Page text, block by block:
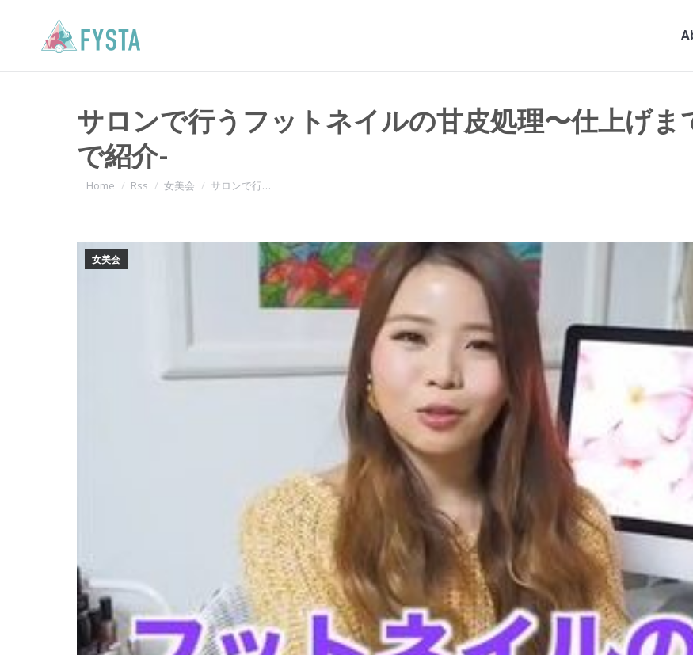
サロンで行うフットネイルの甘皮処理〜仕上げ
で紹介-
You are here:
Home Rss 女美会 サロンで行…
女美会